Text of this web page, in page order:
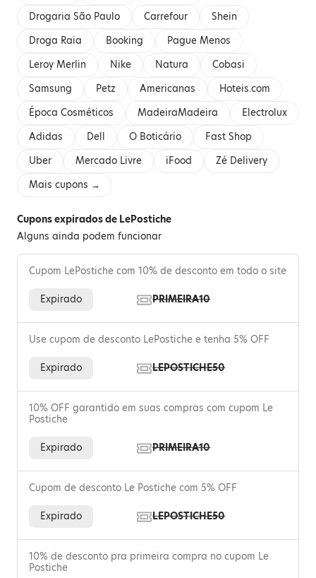
Drogaria São Paulo
Carrefour
Shein
Droga Raia
Booking
Pague Menos
Leroy Merlin
Nike Natura
Cobasi
Samsung
Petz Americanas
Hoteis.com
Época Cosméticos
MadeiraMadeira
Electrolux
Adidas
Dell O Boticário
Fast Shop
Uber
Mercado Livre iFood
Zé Delivery
Mais cupons →
Cupons expirados de LePostiche
Alguns ainda podem funcionar
Cupom LePostiche com 10% de desconto em todo o site
Expirado PRIMEIRA10
Use cupom de desconto LePostiche e tenha 5% OFF
Expirado LEPOSTICHE50
10% OFF garantido em suas compras com cupom Le
Postiche
Expirado PRIMEIRA10
Cupom de desconto Le Postiche com 5% OFF
Expirado LEPOSTICHE50
10% de desconto pra primeira compra no cupom Le
Postiche